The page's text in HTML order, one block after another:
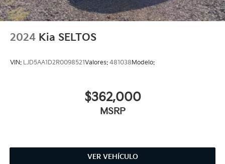
2024 Kia SELTOS
VIN: LJD5AA1D2R0098521Valores: 481038Modelo:
$362,000
MSRP
VER VEHÍCULO